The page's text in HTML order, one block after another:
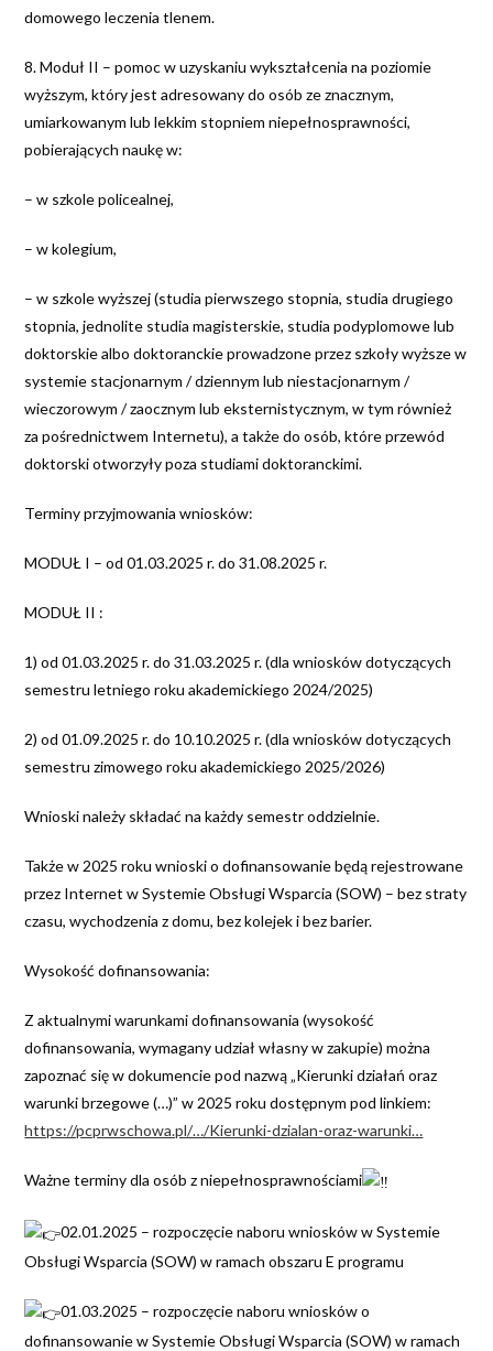
domowego leczenia tlenem.
8. Moduł II – pomoc w uzyskaniu wykształcenia na poziomie
wyższym, który jest adresowany do osób ze znacznym,
umiarkowanym lub lekkim stopniem niepełnosprawności,
pobierających naukę w:
– w szkole policealnej,
– w kolegium,
– w szkole wyższej (studia pierwszego stopnia, studia drugiego
stopnia, jednolite studia magisterskie, studia podyplomowe lub
doktorskie albo doktoranckie prowadzone przez szkoły wyższe w
systemie stacjonarnym / dziennym lub niestacjonarnym /
wieczorowym / zaocznym lub eksternistycznym, w tym również
za pośrednictwem Internetu), a także do osób, które przewód
doktorski otworzyły poza studiami doktoranckimi.
Terminy przyjmowania wniosków:
MODUŁ I – od 01.03.2025 r. do 31.08.2025 r.
MODUŁ II :
1) od 01.03.2025 r. do 31.03.2025 r. (dla wniosków dotyczących
semestru letniego roku akademickiego 2024/2025)
2) od 01.09.2025 r. do 10.10.2025 r. (dla wniosków dotyczących
semestru zimowego roku akademickiego 2025/2026)
Wnioski należy składać na każdy semestr oddzielnie.
Także w 2025 roku wnioski o dofinansowanie będą rejestrowane
przez Internet w Systemie Obsługi Wsparcia (SOW) – bez straty
czasu, wychodzenia z domu, bez kolejek i bez barier.
Wysokość dofinansowania:
Z aktualnymi warunkami dofinansowania (wysokość
dofinansowania, wymagany udział własny w zakupie) można
zapoznać się w dokumencie pod nazwą „Kierunki działań oraz
warunki brzegowe (…)” w 2025 roku dostępnym pod linkiem:
https://pcprwschowa.pl/…/Kierunki-dzialan-oraz-warunki…
Ważne terminy dla osób z niepełnosprawnościami
02.01.2025 – rozpoczęcie naboru wniosków w Systemie
Obsługi Wsparcia (SOW) w ramach obszaru E programu
01.03.2025 – rozpoczęcie naboru wniosków o
dofinansowanie w Systemie Obsługi Wsparcia (SOW) w ramach